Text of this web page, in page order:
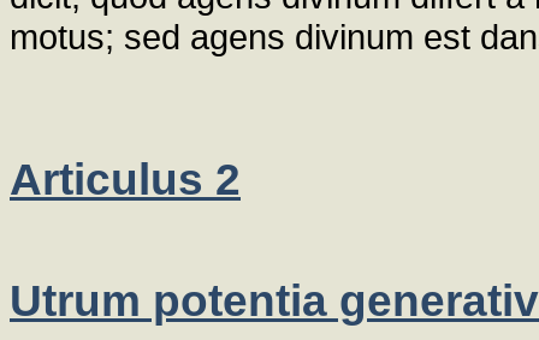
motus; sed agens divinum est
Articulus 2
Utrum potentia